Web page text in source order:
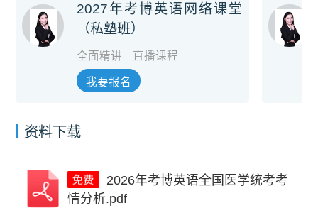
2027年考博英语网络课堂
（私塾班）
全面精讲 直播课程
我要报名
资料下载
情分析.pdf